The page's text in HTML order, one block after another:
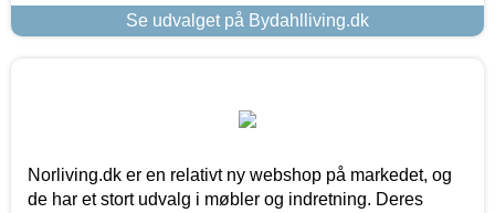
Se udvalget på Bydahlliving.dk
Norliving.dk er en relativt ny webshop på markedet, og
de har et stort udvalg i møbler og indretning. Deres